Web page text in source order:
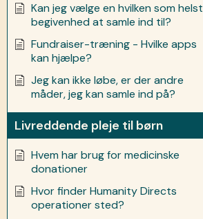
Kan jeg vælge en hvilken som helst
begivenhed at samle ind til?
Fundraiser-træning - Hvilke apps
kan hjælpe?
Jeg kan ikke løbe, er der andre
måder, jeg kan samle ind på?
Livreddende pleje til børn
Hvem har brug for medicinske
donationer
Hvor finder Humanity Directs
operationer sted?